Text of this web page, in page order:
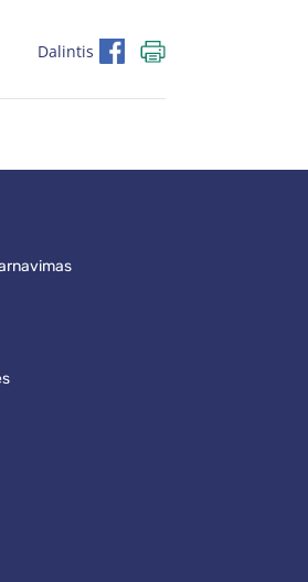
Dalintis